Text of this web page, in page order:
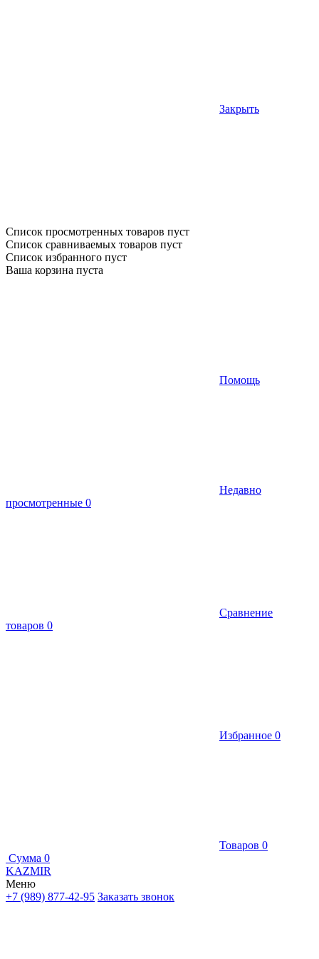
Закрыть
Список просмотренных товаров пуст
Список сравниваемых товаров пуст
Список избранного пуст
Ваша корзина пуста
Помощь
Недавно
просмотренные 0
Сравнение
товаров 0
Избранное 0
Товаров 0
Сумма 0
KAZMIR
Меню
+7 (989) 877-42-95 Заказать звонок